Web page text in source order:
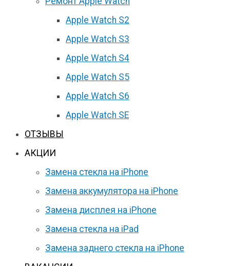
Apple Watch S2
Apple Watch S3
Apple Watch S4
Apple Watch S5
Apple Watch S6
Apple Watch SE
ОТЗЫВЫ
АКЦИИ
Замена стекла на iPhone
Замена аккумулятора на iPhone
Замена дисплея на iPhone
Замена стекла на iPad
Замена заднего стекла на iPhone